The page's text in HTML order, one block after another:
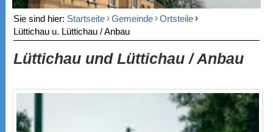
Sie sind hier: Startseite›Gemeinde›Ortsteile›
Lüttichau u. Lüttichau / Anbau
Lüttichau und Lüttichau / Anbau